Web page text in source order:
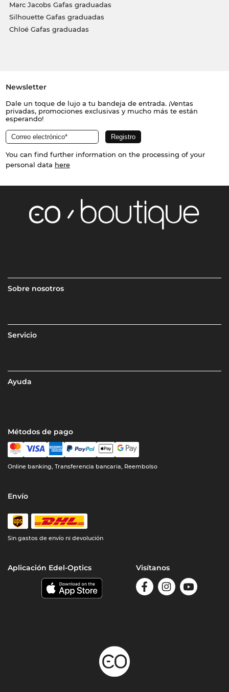
Marc Jacobs Gafas graduadas
Silhouette Gafas graduadas
Chloé Gafas graduadas
Newsletter
Dale un toque de lujo a tu bandeja de entrada. ¡Ventas
privadas, promociones exclusivas y mucho más te están
esperando!
You can find further information on the processing of your
personal data here
Sobre nosotros
Servicio
Ayuda
Métodos de pago
Online banking, Transferencia bancaria, Reembolso
Envío
Sin gastos de envío ni devolución
Aplicación Edel-Optics Visítanos